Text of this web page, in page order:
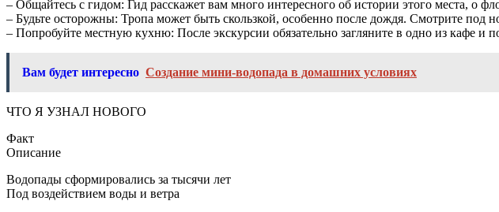
– Общайтесь с гидом: Гид расскажет вам много интересного об истории этого места, о
– Будьте осторожны: Тропа может быть скользкой, особенно после дождя. Смотрите под
– Попробуйте местную кухню: После экскурсии обязательно загляните в одно из кафе
Вам будет интересно Создание мини-водопада в домашних условиях
ЧТО Я УЗНАЛ НОВОГО
Факт
Описание
Водопады сформировались за тысячи лет
Под воздействием воды и ветра